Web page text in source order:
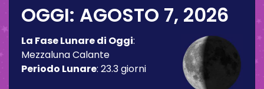
OGGI: AGOSTO 7, 2026
La Fase Lunare di Oggi:
Mezzaluna Calante
Periodo Lunare: 23.3 giorni